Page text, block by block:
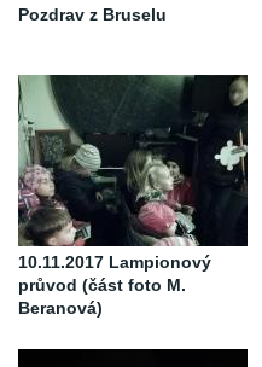
Pozdrav z Bruselu
10.11.2017 Lampionový
průvod (část foto M.
Beranová)